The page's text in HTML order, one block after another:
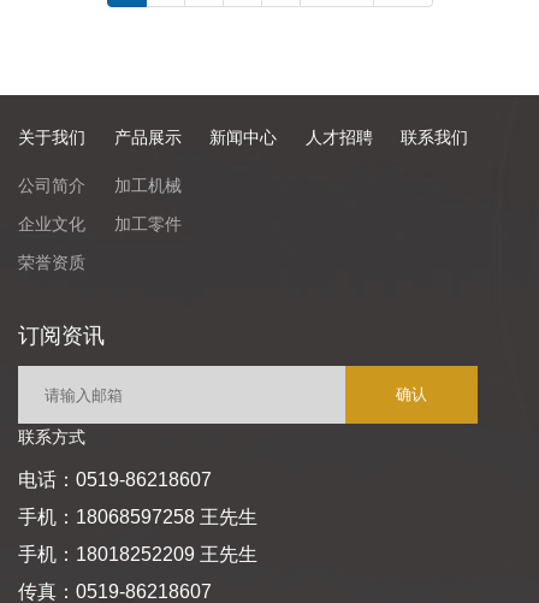
关于我们
公司简介
企业文化
荣誉资质
产品展示
加工机械
加工零件
新闻中心 人才招聘 联系我们
订阅资讯
联系方式
电话：0519-86218607
手机：18068597258 王先生
手机：18018252209 王先生
传真：0519-86218607